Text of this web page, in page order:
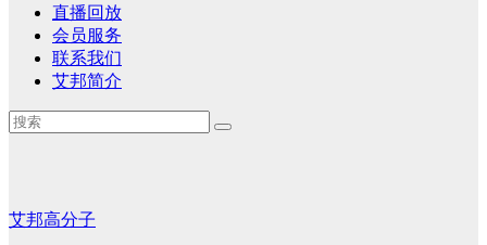
直播回放
会员服务
联系我们
艾邦简介
艾邦高分子